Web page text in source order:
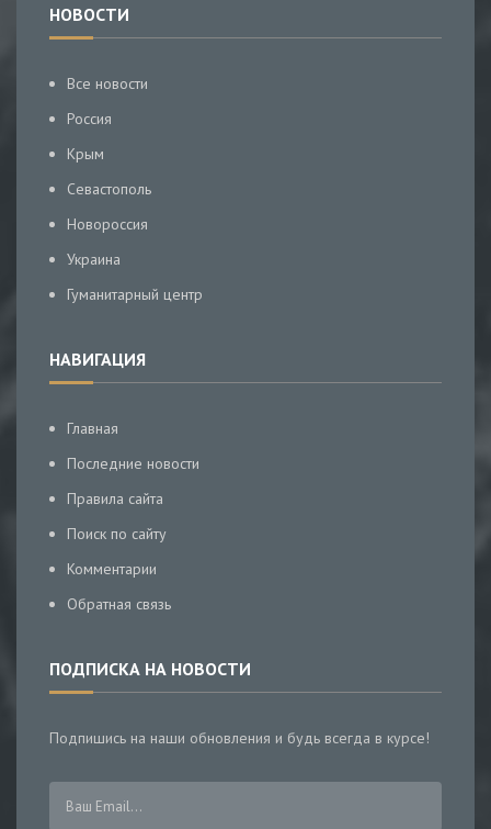
НОВОСТИ
Все новости
Россия
Крым
Севастополь
Новороссия
Украина
Гуманитарный центр
НАВИГАЦИЯ
Главная
Последние новости
Правила сайта
Поиск по сайту
Комментарии
Обратная связь
ПОДПИСКА НА НОВОСТИ
Подпишись на наши обновления и будь всегда в курсе!